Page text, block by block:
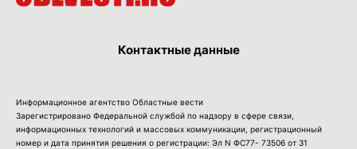
Контактные данные
Информационное агентство Областные вести
Зарегистрировано Федеральной службой по надзору в сфере связи,
информационных технологий и массовых коммуникации, регистрационный
номер и дата принятия решения о регистрации: Эл N ФС77- 73506 от 31